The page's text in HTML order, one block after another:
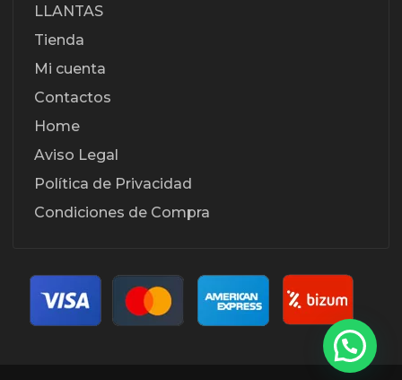
LLANTAS
Tienda
Mi cuenta
Contactos
Home
Aviso Legal
Política de Privacidad
Condiciones de Compra